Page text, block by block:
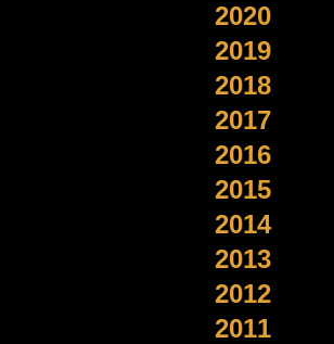
2020
2019
2018
2017
2016
2015
2014
2013
2012
2011